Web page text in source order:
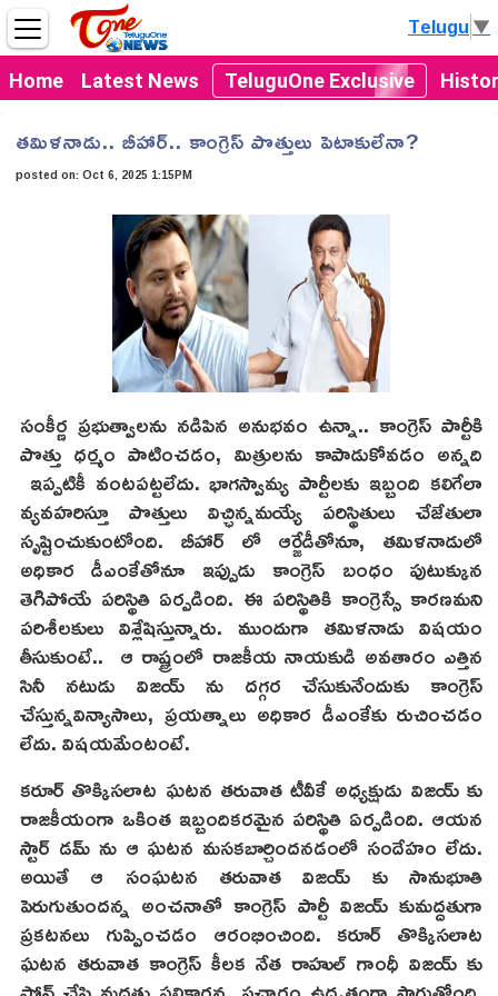
Home Latest News TeluguOne Exclusive
Telugu▼
తమిళనాడు.. బీహార్.. కాంగ్రెస్ పొత్తులు పెటాకులేనా?
posted on:Oct 6, 2025 1:15PM
సంకీర్ణ ప్రభుత్వాలను నడిపిన అనుభవం ఉన్నా.. కాంగ్రెస్ పార్టీకి
పొత్తు ధర్మం పాటించడం, మిత్రులను కాపాడుకోవడం అన్నది
ఇప్పటికీ వంటపట్టలేదు. భాగస్వామ్య పార్టీలకు ఇబ్బంది కలిగేలా
వ్యవహరిస్తూ పొత్తులు విచ్ఛిన్నమయ్యే పరిస్థితులు చేజేతులా
సృష్టించుకుంటోంది. బీహార్ లో ఆర్జేడీతోనూ, తమిళనాడులో
అధికార డీఎంకేతోనూ ఇప్పుడు కాంగ్రెస్ బంధం పుటుక్కున
తెగిపోయే పరిస్థితి ఏర్పడింది. ఈ పరిస్థితికి కాంగ్రెస్సే కారణమని
పరిశీలకులు విశ్లేషిస్తున్నారు. ముందుగా తమిళనాడు విషయం
తీసుకుంటే.. ఆ రాష్ట్రంలో రాజకీయ నాయకుడి అవతారం ఎత్తిన
సినీ నటుడు విజయ్ ను దగ్గర చేసుకునేందుకు కాంగ్రెస్
చేస్తున్నవిన్యాసాలు, ప్రయత్నాలు అధికార డీఎంకేకు రుచించడం
లేదు. విషయమేంటంటే.
కరూర్ తొక్కిసలాట ఘటన తరువాత టీవీకే అధ్యక్షుడు విజయ్ కు
రాజకీయంగా ఒకింత ఇబ్బందికరమైన పరిస్థితి ఏర్పడింది. ఆయన
స్టార్ డమ్ ను ఆ ఘటన మసకబార్చిందనడంలో సందేహం లేదు.
అయితే ఆ సంఘటన తరువాత విజయ్ కు సానుభూతి
పెరుగుతుందన్న అంచనాతో కాంగ్రెస్ పార్టీ విజయ్ కుమద్దతుగా
ప్రకటనలు గుప్పించడం ఆరంభించింది. కరూర్ తొక్కిసలాట
ఘటన తరువాత కాంగ్రెస్ కీలక నేత రాహుల్ గాంధీ విజయ్ కు